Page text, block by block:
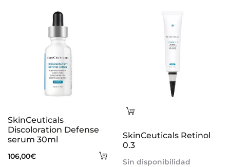
Añadir
SkinCeuticals
Discoloration Defense
serum 30ml
106,00€
Leer
SkinCeuticals Retinol
0.3
Sin disponibilidad